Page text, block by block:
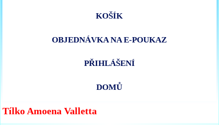
KOŠÍK
OBJEDNÁVKA NA E-POUKAZ
PŘIHLÁŠENÍ
DOMŮ
Tílko Amoena Valletta